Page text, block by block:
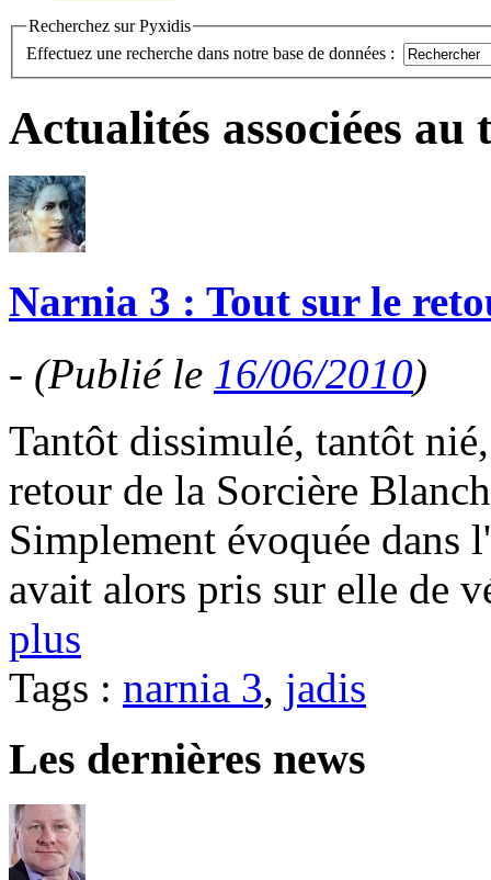
Recherchez sur Pyxidis
Effectuez une recherche dans notre base de données :
Actualités associées au
Narnia 3 : Tout sur le
- (Publié le 16/06/2010)
Tantôt dissimulé, tantôt
retour de la Sorcière
Simplement évoquée
avait alors pris sur elle de
plus
Tags : narnia 3, jadis
Les dernières news